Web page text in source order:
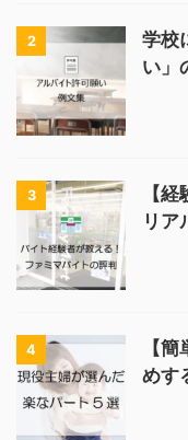
2
学校
い」
3
【
リア
4
【
めす